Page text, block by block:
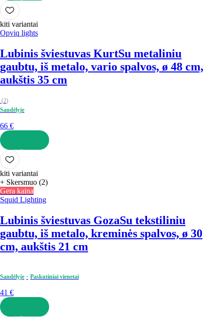
Į KREPŠELĮ
kiti variantai
Opviq lights
Lubinis šviestuvas KurtSu metaliniu
gaubtu, iš metalo, vario spalvos, ø 48 cm,
aukštis 35 cm
(2)
Sandėlyje
66 €
Į KREPŠELĮ
kiti variantai
+ Skersmuo (2)
Gera kaina
Squid Lighting
Lubinis šviestuvas GozaSu tekstiliniu
gaubtu, iš metalo, kreminės spalvos, ø 30
cm, aukštis 21 cm
Sandėlyje Paskutiniai vienetai
41 €